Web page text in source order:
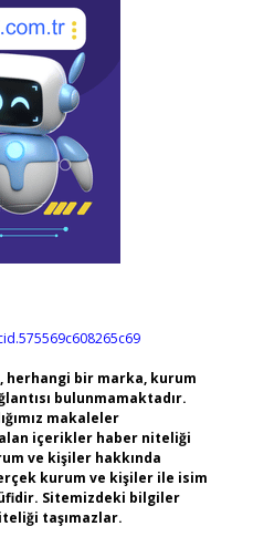
herhangi bir marka, kurum
bulunmamaktadır.
makaleler
içerikler haber niteliği
ve kişiler hakkında
kurum ve kişiler ile isim
Sitemizdeki bilgiler
taşımazlar.